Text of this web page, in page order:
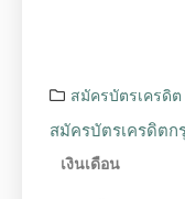
สมัครบัตรเครดิต
สมัครบัตรเครดิตก
เงินเดือน